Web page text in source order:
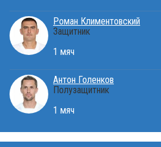
Роман Климентовский
Защитник
1 мяч
Антон Голенков
Полузащитник
1 мяч